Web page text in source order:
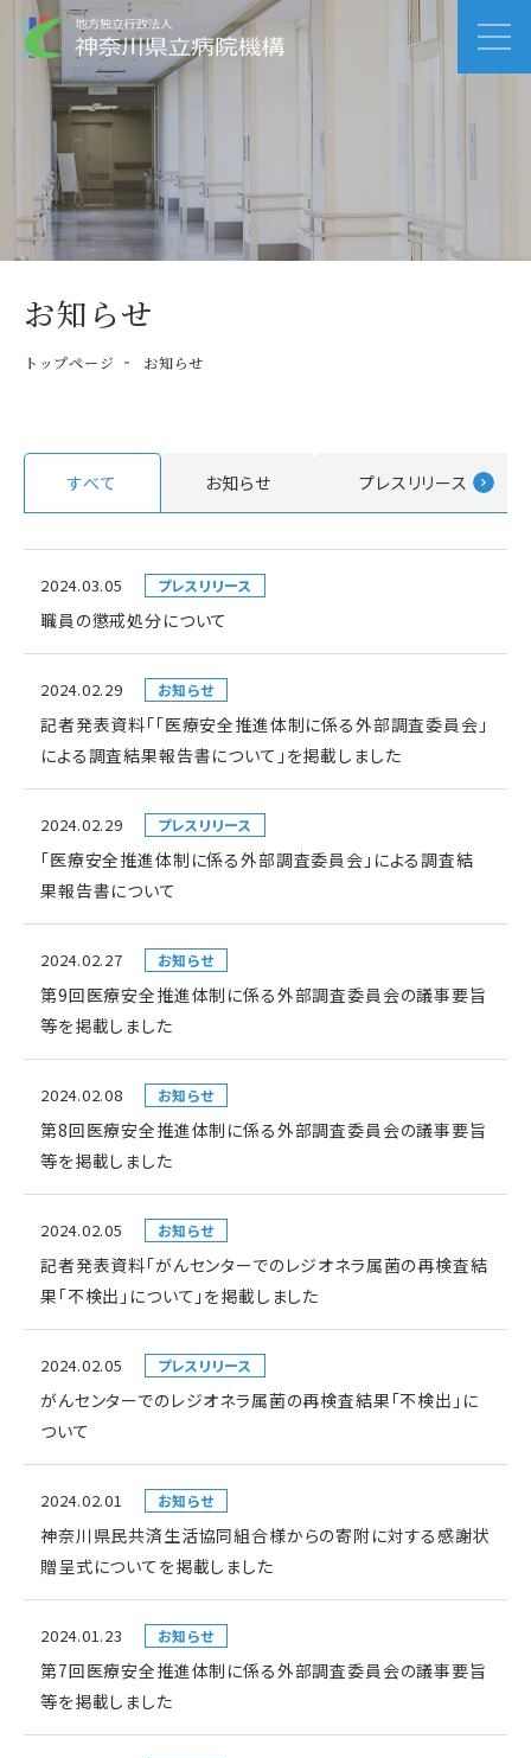
お知らせ
トップページ お知らせ
すべて お知らせ プレスリリース
2024.03.05 プレスリリース
職員の懲戒処分について
2024.02.29 お知らせ
記者発表資料「「医療安全推進体制に係る外部調査委員会」
による調査結果報告書について」を掲載しました
2024.02.29 プレスリリース
「医療安全推進体制に係る外部調査委員会」による調査結
果報告書について
2024.02.27 お知らせ
第9回医療安全推進体制に係る外部調査委員会の議事要旨
等を掲載しました
2024.02.08 お知らせ
第8回医療安全推進体制に係る外部調査委員会の議事要旨
等を掲載しました
2024.02.05 お知らせ
記者発表資料「がんセンターでのレジオネラ属菌の再検査結
果「不検出」について」を掲載しました
2024.02.05 プレスリリース
がんセンターでのレジオネラ属菌の再検査結果「不検出」に
ついて
2024.02.01 お知らせ
神奈川県民共済生活協同組合様からの寄附に対する感謝状
贈呈式についてを掲載しました
2024.01.23 お知らせ
第7回医療安全推進体制に係る外部調査委員会の議事要旨
等を掲載しました